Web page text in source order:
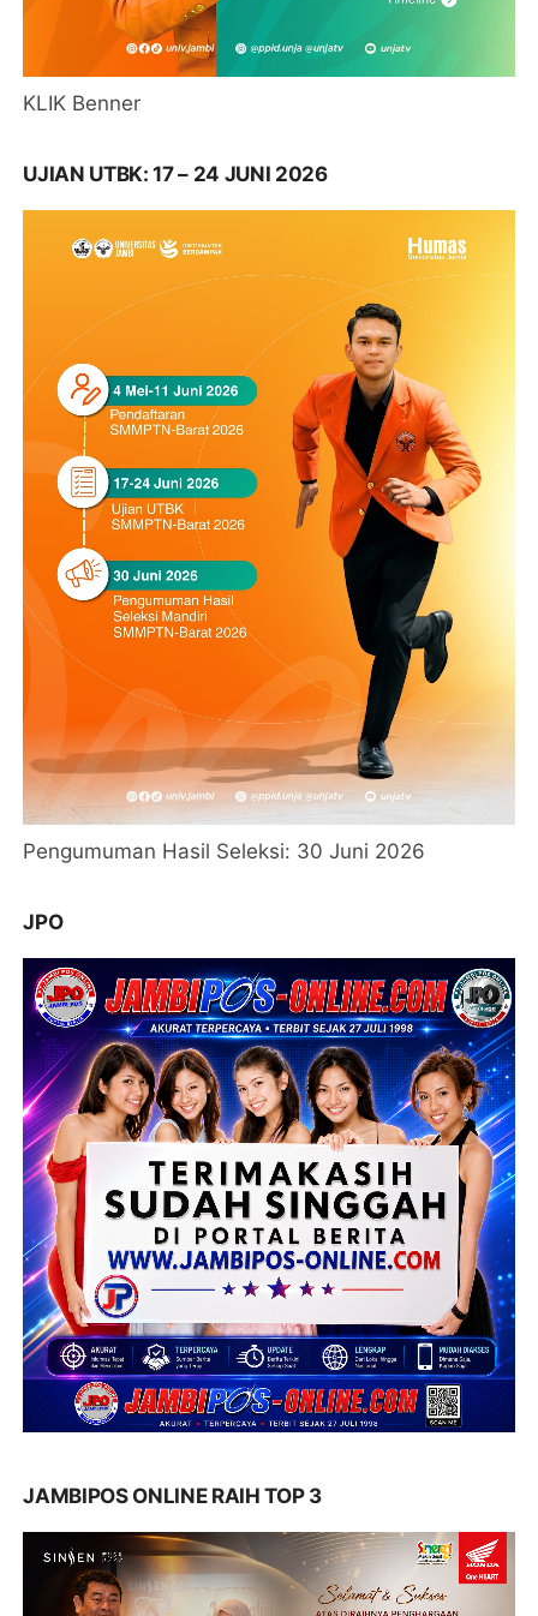
KLIK Benner
UJIAN UTBK: 17 – 24 JUNI 2026
Pengumuman Hasil Seleksi: 30 Juni 2026
JPO
JAMBIPOS ONLINE RAIH TOP 3